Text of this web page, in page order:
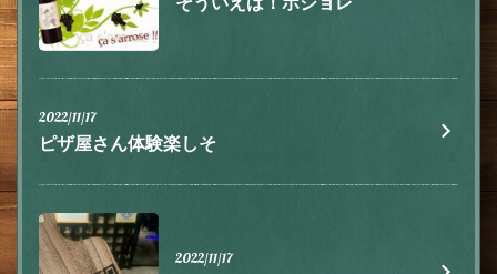
2022/11/17
ピザ屋さん体験楽しそ
2022/11/17